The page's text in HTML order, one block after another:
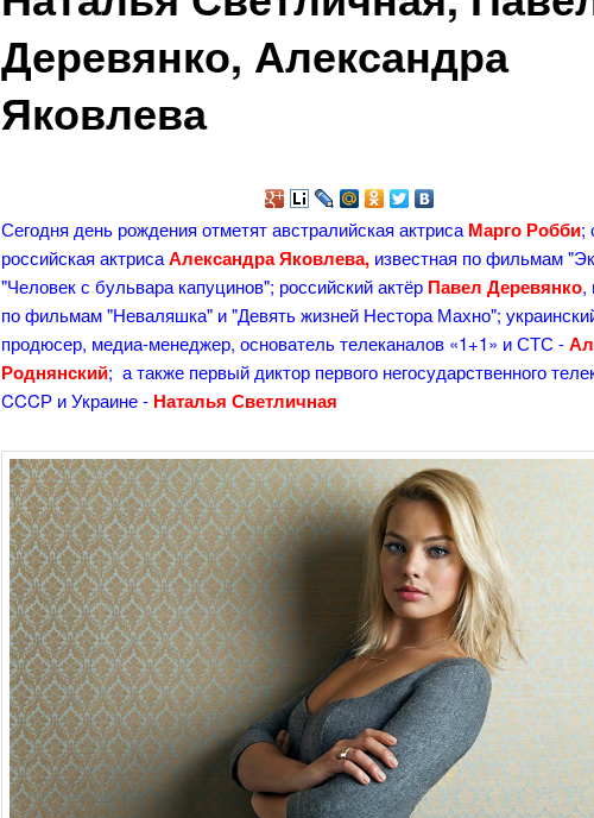
Деревянко, Александра
Яковлева
Сегодня день рождения отметят австралийская актриса Марго Робби;
российская актрисаАлександра Яковлева, известная по фильмам
"Человек с бульвара капуцинов"; российский актёр Павел Деревянко,
по фильмам "Неваляшка" и "Девять жизней Нестора Махно";
продюсер, медиа-менеджер, основатель телеканалов «1+1» и СТС -
Роднянский; а также первый диктор первого негосударственного
CCCР и Украине - Наталья Светличная